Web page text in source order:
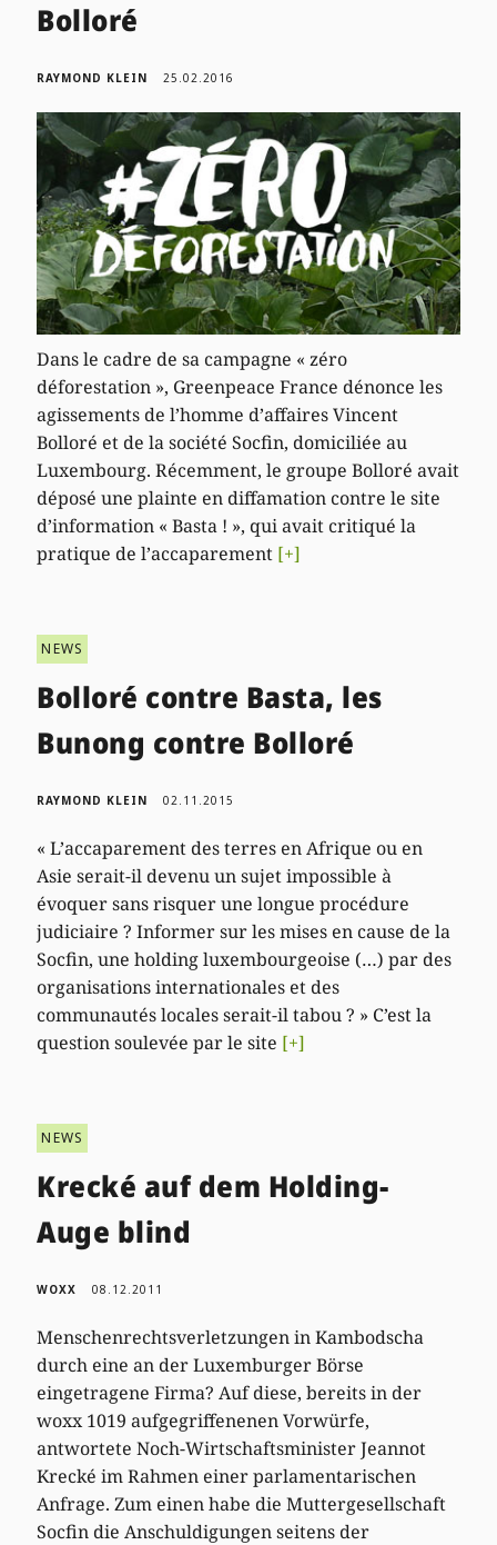
Bolloré
RAYMOND KLEIN 25.02.2016
Dans le cadre de sa campagne « zéro
déforestation », Greenpeace France dénonce les
agissements de l’homme d’affaires Vincent
Bolloré et de la société Socfin, domiciliée au
Luxembourg. Récemment, le groupe Bolloré avait
déposé une plainte en diffamation contre le site
d’information « Basta ! », qui avait critiqué la
pratique de l’accaparement [+]
NEWS
Bolloré contre Basta, les
Bunong contre Bolloré
RAYMOND KLEIN 02.11.2015
« L’accaparement des terres en Afrique ou en
Asie serait-il devenu un sujet impossible à
évoquer sans risquer une longue procédure
judiciaire ? Informer sur les mises en cause de la
Socfin, une holding luxembourgeoise (…) par des
organisations internationales et des
communautés locales serait-il tabou ? » C’est la
question soulevée par le site [+]
NEWS
Krecké auf dem Holding-
Auge blind
WOXX 08.12.2011
Menschenrechtsverletzungen in Kambodscha
durch eine an der Luxemburger Börse
eingetragene Firma? Auf diese, bereits in der
woxx 1019 aufgegriffenenen Vorwürfe,
antwortete Noch-Wirtschaftsminister Jeannot
Krecké im Rahmen einer parlamentarischen
Anfrage. Zum einen habe die Muttergesellschaft
Socfin die Anschuldigungen seitens der